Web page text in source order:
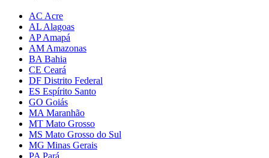
AC Acre
AL Alagoas
AP Amapá
AM Amazonas
BA Bahia
CE Ceará
DF Distrito Federal
ES Espírito Santo
GO Goiás
MA Maranhão
MT Mato Grosso
MS Mato Grosso do Sul
MG Minas Gerais
PA Pará